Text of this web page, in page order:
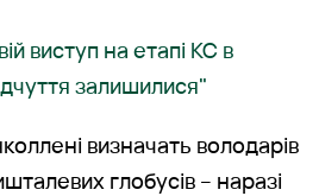
виступ на етапі КС в
залишилися"
визначать володарів
глобусів – наразі